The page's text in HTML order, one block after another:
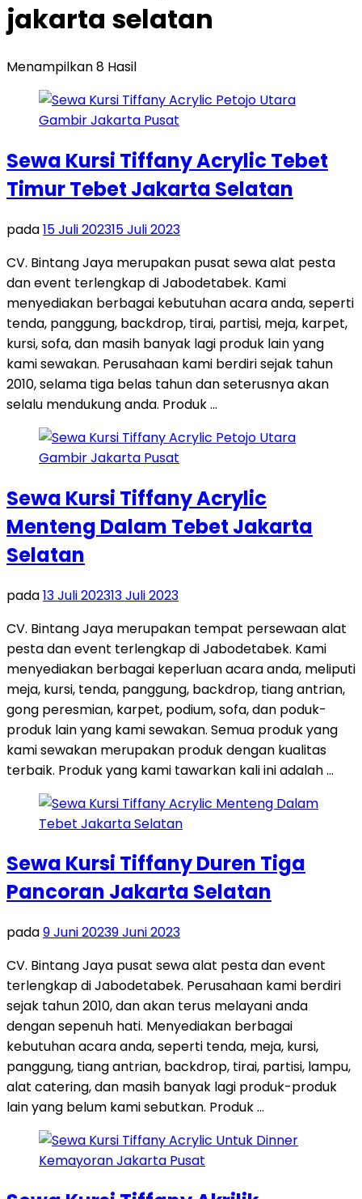
jakarta selatan
Menampilkan 8 Hasil
Sewa Kursi Tiffany Acrylic Tebet
Timur Tebet Jakarta Selatan
pada15 Juli 202315 Juli 2023
CV. Bintang Jaya merupakan pusat sewa alat pesta
dan event terlengkap di Jabodetabek. Kami
menyediakan berbagai kebutuhan acara anda, seperti
tenda, panggung, backdrop, tirai, partisi, meja, karpet,
kursi, sofa, dan masih banyak lagi produk lain yang
kami sewakan. Perusahaan kami berdiri sejak tahun
2010, selama tiga belas tahun dan seterusnya akan
selalu mendukung anda. Produk …
Sewa Kursi Tiffany Acrylic
Menteng Dalam Tebet Jakarta
Selatan
pada13 Juli 202313 Juli 2023
CV. Bintang Jaya merupakan tempat persewaan alat
pesta dan event terlengkap di Jabodetabek. Kami
menyediakan berbagai keperluan acara anda, meliputi
meja, kursi, tenda, panggung, backdrop, tiang antrian,
gong peresmian, karpet, podium, sofa, dan poduk-
produk lain yang kami sewakan. Semua produk yang
kami sewakan merupakan produk dengan kualitas
terbaik. Produk yang kami tawarkan kali ini adalah …
Sewa Kursi Tiffany Duren Tiga
Pancoran Jakarta Selatan
pada9 Juni 20239 Juni 2023
CV. Bintang Jaya pusat sewa alat pesta dan event
terlengkap di Jabodetabek. Perusahaan kami berdiri
sejak tahun 2010, dan akan terus melayani anda
dengan sepenuh hati. Menyediakan berbagai
kebutuhan acara anda, seperti tenda, meja, kursi,
panggung, tiang antrian, backdrop, tirai, partisi, lampu,
alat catering, dan masih banyak lagi produk-produk
lain yang belum kami sebutkan. Produk …